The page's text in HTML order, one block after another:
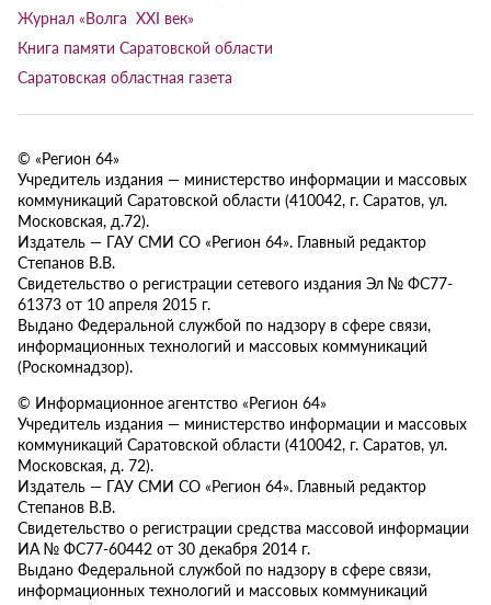
Журнал «Волга XXI век»
Книга памяти Саратовской области
Саратовская областная газета
© «Регион 64»
Учредитель издания — министерство информации и массовых
коммуникаций Саратовской области (410042, г. Саратов, ул.
Московская, д.72).
Издатель — ГАУ СМИ СО «Регион 64». Главный редактор
Степанов В.В.
Свидетельство о регистрации сетевого издания Эл № ФС77-
61373 от 10 апреля 2015 г.
Выдано Федеральной службой по надзору в сфере связи,
информационных технологий и массовых коммуникаций
(Роскомнадзор).
© Информационное агентство «Регион 64»
Учредитель издания — министерство информации и массовых
коммуникаций Саратовской области (410042, г. Саратов, ул.
Московская, д. 72).
Издатель — ГАУ СМИ СО «Регион 64». Главный редактор
Степанов В.В.
Свидетельство о регистрации средства массовой информации
ИА № ФС77-60442 от 30 декабря 2014 г.
Выдано Федеральной службой по надзору в сфере связи,
информационных технологий и массовых коммуникаций